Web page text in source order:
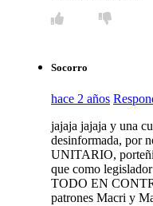
Socorro
hace 2 años
jajaja jajaja y una
desinformada, por
UNITARIO,
que como
TODO EN
patrones Macri y